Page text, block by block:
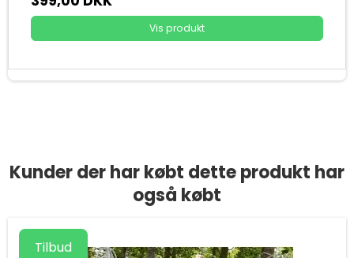
Vis produkt
Kunder der har købt dette produkt har
også købt
Tilbud